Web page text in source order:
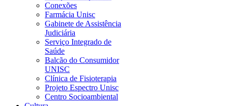
Conexões
Farmácia Unisc
Gabinete de Assistência
Judiciária
Serviço Integrado de
Saúde
Balcão do Consumidor
UNISC
Clínica de Fisioterapia
Projeto Espectro Unisc
Centro Socioambiental